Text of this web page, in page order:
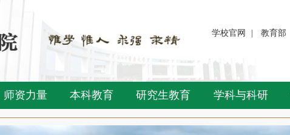
学校官网 | 教育部
师资力量 本科教育 研究生教育 学科与科研